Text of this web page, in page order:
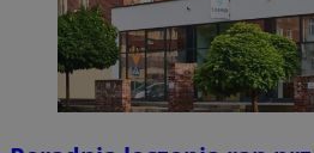
MvSessID
__cf_bm